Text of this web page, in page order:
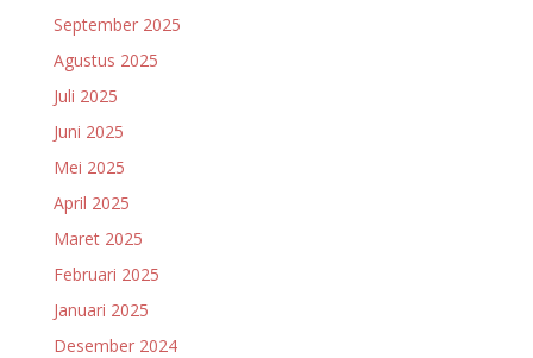
September 2025
Agustus 2025
Juli 2025
Juni 2025
Mei 2025
April 2025
Maret 2025
Februari 2025
Januari 2025
Desember 2024